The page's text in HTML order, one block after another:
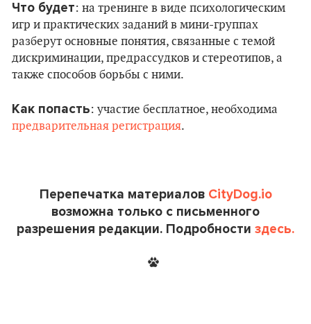
Что будет: на тренинге в виде психологическим
игр и практических заданий в мини-группах
разберут основные понятия, связанные с темой
дискриминации, предрассудков и стереотипов, а
также способов борьбы с ними.
Как попасть: участие бесплатное, необходима
предварительная регистрация.
Перепечатка материалов CityDog.io
возможна только с письменного
разрешения редакции. Подробности здесь.